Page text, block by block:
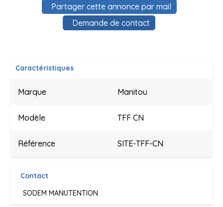
Demande de contact
Partager cette annonce par mail
Caractéristiques
Marque Manitou
Modèle TFF CN
Référence SITE-TFF-CN
Contact
SODEM MANUTENTION